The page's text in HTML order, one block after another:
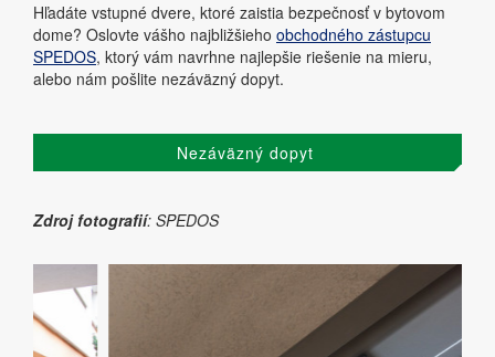
Hľadáte vstupné dvere, ktoré zaistia bezpečnosť v bytovom
dome? Oslovte vášho najbližšieho obchodného zástupcu
SPEDOS, ktorý vám navrhne najlepšie riešenie na mieru,
alebo nám pošlite nezáväzný dopyt.
Nezáväzný dopyt
Zdroj fotografií: SPEDOS